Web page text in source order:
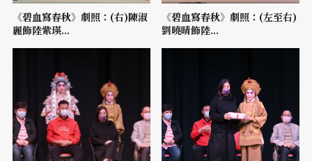
《碧血寫春秋》劇照：(右)陳淑
麗飾陸紫瑛...
《碧血寫春秋》劇照：(左至右)
劉曉晴飾陸...